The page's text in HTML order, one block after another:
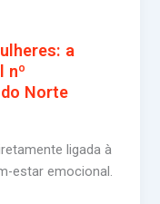
a
nº
Norte
ligada à
estar emocional.